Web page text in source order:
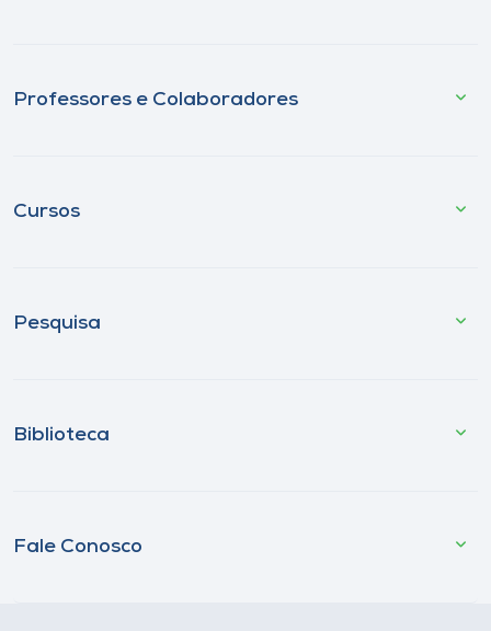
Professores e Colaboradores
Cursos
Pesquisa
Biblioteca
Fale Conosco